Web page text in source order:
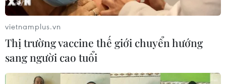
vietnamplus.vn
Thị trường vaccine thế giới chuyển hướng
sang người cao tuổi